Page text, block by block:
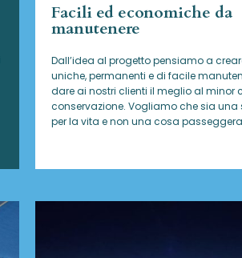
Facili ed economiche da
manutenere
Dall’idea al progetto pensiamo a
uniche, permanenti e di facile
dare ai nostri clienti il meglio al minor
conservazione. Vogliamo che sia una
per la vita e non una cosa